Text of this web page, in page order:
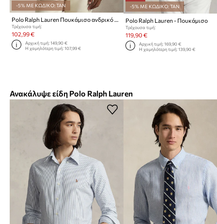
-5% ΜΕ ΚΩΔΙΚΟ: TAN
Polo Ralph Lauren Πουκάμισο ανδρικό βαμβακερό
Τρέχουσα τιμή:
102,99 €
Αρχική τιμή:149,90 €
Η χαμηλότερη τιμή:107,99 €
-5% ΜΕ ΚΩΔΙΚΟ: TAN
Polo Ralph Lauren - Πουκάμισο
Τρέχουσα τιμή:
119,90 €
Αρχική τιμή: 169,90 €
Η χαμηλότερη τιμή: 139,90 €
Ανακάλυψε είδη Polo Ralph Lauren